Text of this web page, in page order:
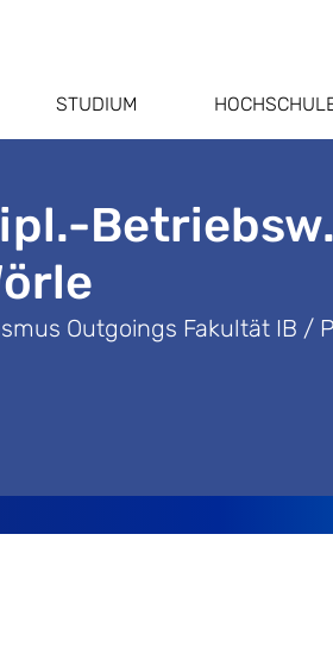
STUDIUM
Outgoings Fakultät IB /